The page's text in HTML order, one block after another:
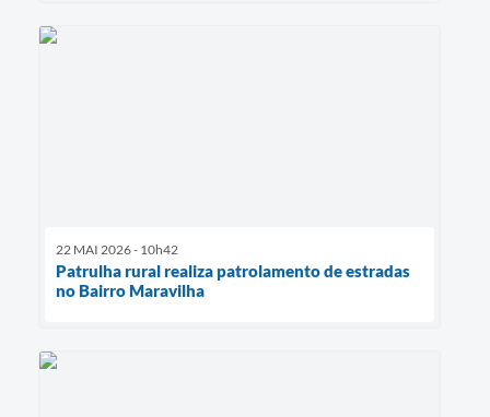
22 MAI 2026 - 10h42
Patrulha rural realiza patrolamento de estradas
no Bairro Maravilha